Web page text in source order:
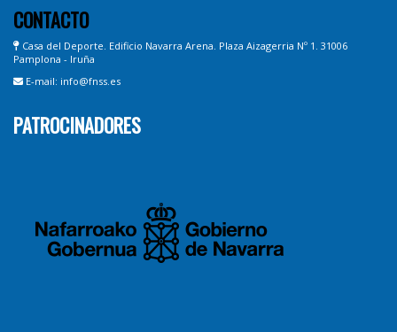
CONTACTO
Casa del Deporte. Edificio Navarra Arena. Plaza Aizagerria Nº 1. 31006
Pamplona - Iruña
E-mail: info@fnss.es
PATROCINADORES